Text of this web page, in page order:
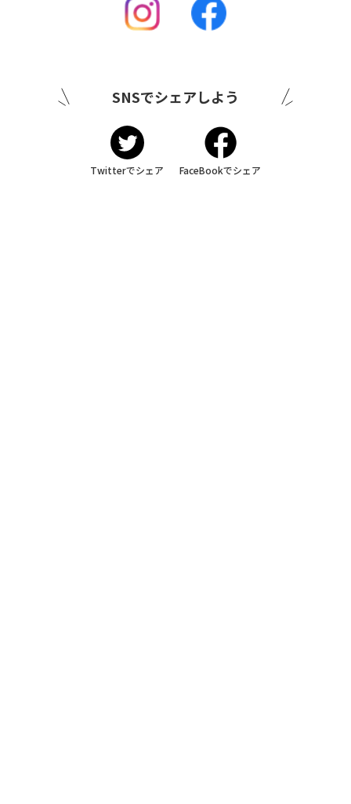
SNSでシェアしよう
Twitterでシェア FaceBookでシェア